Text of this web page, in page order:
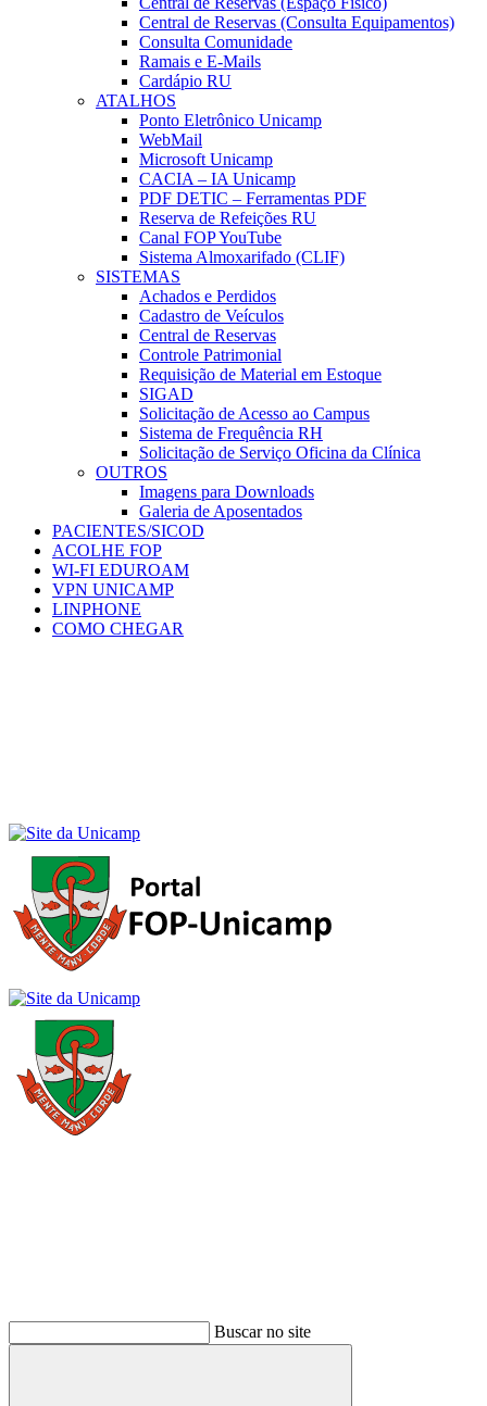
Central de Reservas (Consulta Equipamentos)
Consulta Comunidade
Ramais e E-Mails
Cardápio RU
ATALHOS
Ponto Eletrônico Unicamp
WebMail
Microsoft Unicamp
CACIA – IA Unicamp
PDF DETIC – Ferramentas PDF
Reserva de Refeições RU
Canal FOP YouTube
Sistema Almoxarifado (CLIF)
SISTEMAS
Achados e Perdidos
Cadastro de Veículos
Central de Reservas
Controle Patrimonial
Requisição de Material em Estoque
SIGAD
Solicitação de Acesso ao Campus
Sistema de Frequência RH
Solicitação de Serviço Oficina da Clínica
OUTROS
Imagens para Downloads
Galeria de Aposentados
PACIENTES/SICOD
ACOLHE FOP
WI-FI EDUROAM
VPN UNICAMP
LINPHONE
COMO CHEGAR
Buscar no site